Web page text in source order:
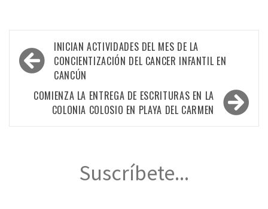
Navegación
de
entradas
INICIAN ACTIVIDADES DEL MES DE LA
CONCIENTIZACIÓN DEL CANCER INFANTIL EN
CANCÚN
COMIENZA LA ENTREGA DE ESCRITURAS EN LA
COLONIA COLOSIO EN PLAYA DEL CARMEN
Suscríbete...